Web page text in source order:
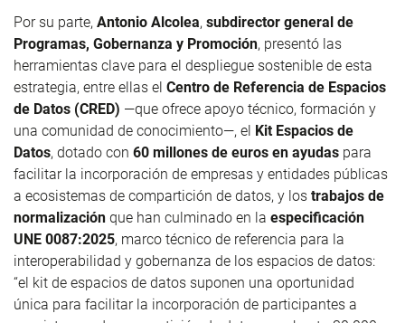
Por su parte, Antonio Alcolea, subdirector general de
Programas, Gobernanza y Promoción, presentó las
herramientas clave para el despliegue sostenible de esta
estrategia, entre ellas el Centro de Referencia de Espacios
de Datos (CRED) —que ofrece apoyo técnico, formación y
una comunidad de conocimiento—, el Kit Espacios de
Datos, dotado con 60 millones de euros en ayudas para
facilitar la incorporación de empresas y entidades públicas
a ecosistemas de compartición de datos, y los trabajos de
normalización que han culminado en la especificación
UNE 0087:2025, marco técnico de referencia para la
interoperabilidad y gobernanza de los espacios de datos:
“el kit de espacios de datos suponen una oportunidad
única para facilitar la incorporación de participantes a